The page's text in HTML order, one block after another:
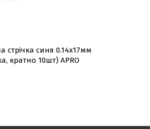
стрiчка синя 0.14х17мм
кратно 10шт) APRO